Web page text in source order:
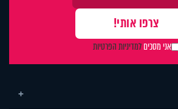
אני מסכיםלמדיניות הפרטיות